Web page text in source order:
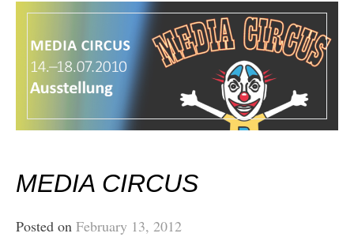
MEDIA CIRCUS
Posted on February 13, 2012